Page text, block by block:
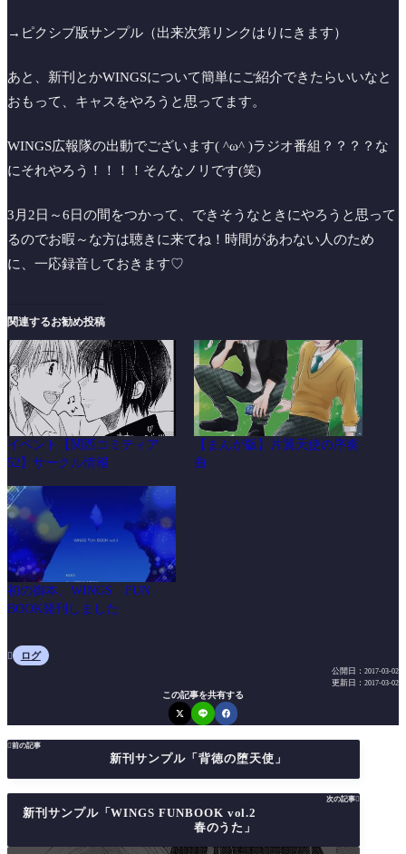
→ピクシブ版サンプル（出来次第リンクはりにきます）
あと、新刊とかWINGSについて簡単にご紹介できたらいいなと
おもって、キャスをやろうと思ってます。
WINGS広報隊の出動でございます( ^ω^ )ラジオ番組？？？？な
にそれやろう！！！！そんなノリです(笑)
3月2日～6日の間をつかって、できそうなときにやろうと思って
るのでお暇～な方は聴きに来てね！時間があわない人のため
に、一応録音しておきます♡
関連するお勧め投稿
イベント【関西コミティア
52】サークル情報
【まんが版】片翼天使の序奏
曲
初の御本、WINGS FUN
BOOK発刊しました
 ログ
公開日： 2017-03-02
更新日： 2017-03-02
この記事を共有する
前の記事
新刊サンプル「背徳の堕天使」
次の記事
新刊サンプル「WINGS FUNBOOK vol.2
春のうた」